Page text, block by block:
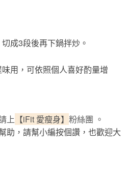
成3段後再下鍋拌炒。
用，可依照個人喜好酌量增
上 【iFit 愛瘦身】 粉絲團 。
助，請幫小編按個讚，也歡迎大